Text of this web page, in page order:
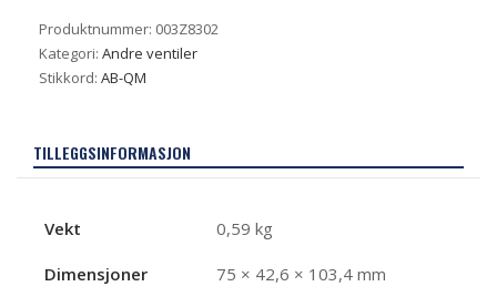
Produktnummer: 003Z8302
Kategori: Andre ventiler
Stikkord: AB-QM
TILLEGGSINFORMASJON
Vekt 0,59 kg
Dimensjoner 75 × 42,6 × 103,4 mm